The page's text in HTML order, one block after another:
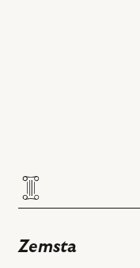
Zemsta